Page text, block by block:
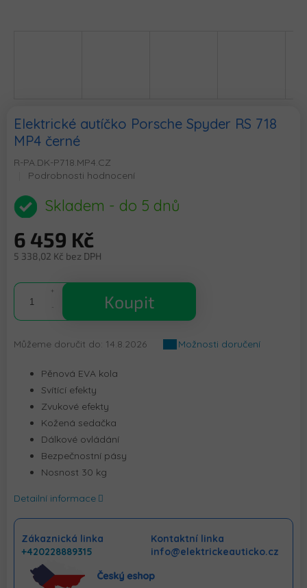
Elektrické autíčko Porsche Spyder RS 718
MP4 černé
R-PA.DK-P718.MP4.CZ
Průměrné
produktu
je
z
5
Podrobnosti hodnocení
Skladem - do 5 dnů
6 459 Kč
5 338,02 Kč bez DPH
cena:
Koupit
Můžeme doručit do: 14.8.2026 Možnosti doručení
Pěnová EVA kola
Svítící efekty
Zvukové efekty
Kožená sedačka
Dálkové ovládání
Bezpečnostní pásy
Nosnost 30 kg
Detailní informace
Zákaznická linka
+420228889315
Kontaktní linka
info@elektrickeauticko.cz